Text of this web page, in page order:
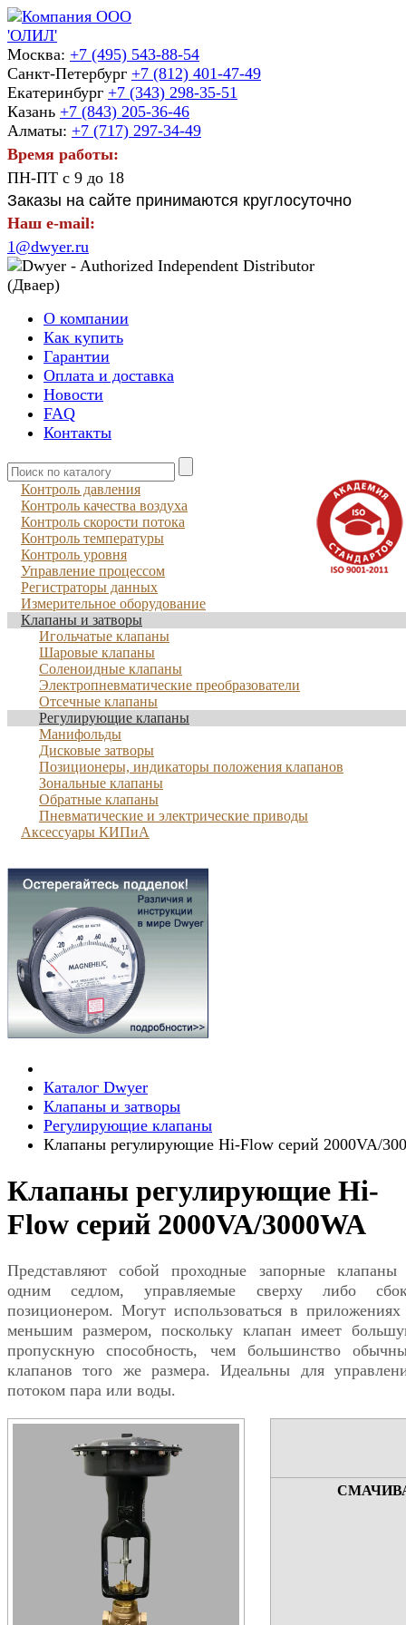
Москва: +7 (495) 543-88-54
Санкт-Петербург +7 (812) 401-47-49
Екатеринбург +7 (343) 298-35-51
Казань +7 (843) 205-36-46
Алматы: +7 (717) 297-34-49
Время работы:
ПН-ПТ с 9 до 18
Заказы на сайте принимаются круглосуточно
Наш e-mail:
1@dwyer.ru
О компании
Как купить
Гарантии
Оплата и доставка
Новости
FAQ
Контакты
Контроль давления
Контроль качества воздуха
Контроль скорости потока
Контроль температуры
Контроль уровня
Управление процессом
Регистраторы данных
Измерительное оборудование
Клапаны и затворы
Игольчатые клапаны
Шаровые клапаны
Соленоидные клапаны
Электропневматические преобразователи
Отсечные клапаны
Регулирующие клапаны
Манифольды
Дисковые затворы
Позиционеры, индикаторы положения клапанов
Зональные клапаны
Обратные клапаны
Пневматические и электрические приводы
Аксессуары КИПиА
Каталог Dwyer
Клапаны и затворы
Регулирующие клапаны
Клапаны регулирующие Hi-Flow серий 2000VA/
Клапаны регулирующие Hi-
Flow серий 2000VA/3000WA
Представляют собой проходные запорные клапаны
одним седлом, управляемые сверху либо
позиционером. Могут использоваться в приложениях
меньшим размером, поскольку клапан имеет
пропускную способность, чем большинство
клапанов того же размера. Идеальны для
потоком пара или воды.